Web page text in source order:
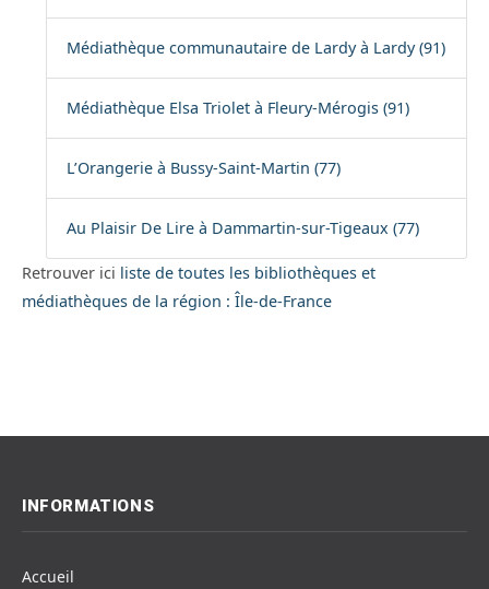
Médiathèque communautaire de Lardy à Lardy (91)
Médiathèque Elsa Triolet à Fleury-Mérogis (91)
L’Orangerie à Bussy-Saint-Martin (77)
Au Plaisir De Lire à Dammartin-sur-Tigeaux (77)
Retrouver ici liste de toutes les bibliothèques et
médiathèques de la région : Île-de-France
INFORMATIONS
Accueil